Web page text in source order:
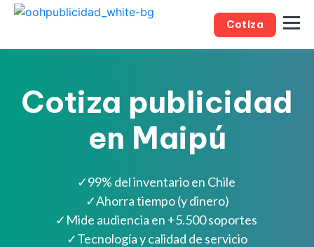
Cotiza
Cotiza publicidad
en Maipú
✓99% del inventario en Chile
✓Ahorra tiempo (y dinero)
✓ Mide audiencia en +5.500 soportes
✓Tecnología y calidad de servicio